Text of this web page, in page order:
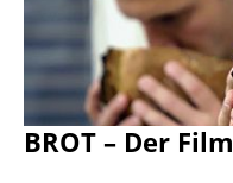
BROT – Der Film